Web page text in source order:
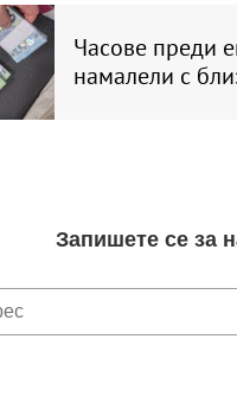
Часове преди
намалели с